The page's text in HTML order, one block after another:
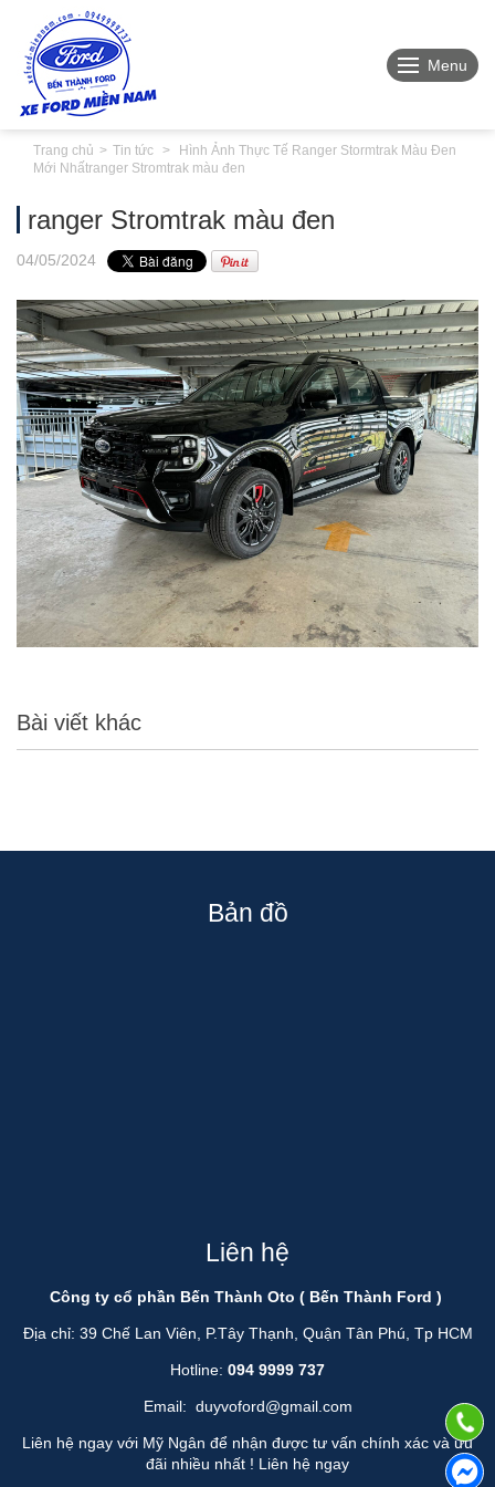
Menu
Trang chủ Tin tức
Hình Ảnh Thực Tế Ranger Stormtrak Màu Đen
Mới Nhấtranger Stromtrak màu đen
ranger Stromtrak màu đen
04/05/2024
Bài viết khác
Bản đồ
Liên hệ
Công ty cổ phần Bến Thành Oto ( Bến Thành Ford )
Địa chỉ: 39 Chế Lan Viên, P.Tây Thạnh, Quận Tân Phú, Tp HCM
Hotline: 094 9999 737
Email: duyvoford@gmail.com
Liên hệ ngay với Mỹ Ngân để nhận được tư vấn chính xác và ưu
đãi nhiều nhất ! Liên hệ ngay